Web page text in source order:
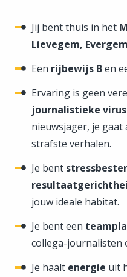
Jij bent thuis in het
Lievegem,
Een rijbewijs Ben
Ervaring is geen
journalistieke virus
nieuwsjager, je gaat
strafste verhalen.
Je bent
jouw ideale habitat.
Je bent een
collega-journalisten
Je haalt energie uit